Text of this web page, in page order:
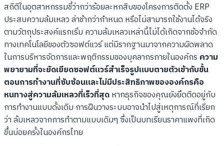
สถิติในอุตสาหกรรมชี้ว่ากว่าร้อยละหกสิบของโครงการติดตั้ง ERP
ประสบความล้มเหลว ล่าช้ากว่ากำหนด หรือไม่สามารถใช้งานได้จริง
ตามวัตถุประสงค์แรกเริ่ม ความล้มเหลวเหล่านี้ไม่ได้เกิดจากข้อจำกัด
ทางเทคโนโลยีของตัวซอฟต์แวร์ แต่มีรากฐานมาจากความผิดพลาด
ในการบริหารจัดการและพฤติกรรมของบุคลากรภายในองค์กร ความ
พยายามที่จะยัดเยียดซอฟต์แวร์สำเร็จรูปแบบตายตัวเข้ากับขั้น
ตอนการทำงานที่ซับซ้อนและไม่มีประสิทธิภาพขององค์กรคือ
หนทางสู่ความล้มเหลวที่เร็วที่สุดหากธุรกิจของคุณยังยึดติดอยู่กับ
การทำงานแบบดั้งเดิม การฝืนวางระบบอาจนำไปสู่เหตุการณ์ที่เรียก
ว่า ล้มเหลวจากการทำตามแบบเดิมๆ ซึ่งเป็นบทเรียนราคาแพงที่เกิด
ขึ้นบ่อยครั้งในองค์กรไทย